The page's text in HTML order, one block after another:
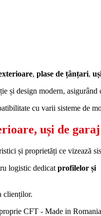
, plase de țânțari,
și design modern, asigurând
cu varii sisteme de
uși de
și proprietăți ce vizează
logistic dedicat profilelor și
clienților.
CFT - Made in